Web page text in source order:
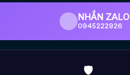
NHẮN ZALO
0945222926
🛡